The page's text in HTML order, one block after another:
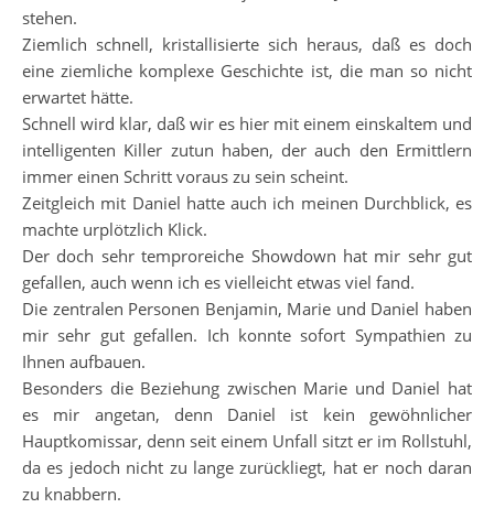
stehen.
Ziemlich schnell, kristallisierte sich heraus, daß es doch
eine ziemliche komplexe Geschichte ist, die man so nicht
erwartet hätte.
Schnell wird klar, daß wir es hier mit einem einskaltem und
intelligenten Killer zutun haben, der auch den Ermittlern
immer einen Schritt voraus zu sein scheint.
Zeitgleich mit Daniel hatte auch ich meinen Durchblick, es
machte urplötzlich Klick.
Der doch sehr temproreiche Showdown hat mir sehr gut
gefallen, auch wenn ich es vielleicht etwas viel fand.
Die zentralen Personen Benjamin, Marie und Daniel haben
mir sehr gut gefallen. Ich konnte sofort Sympathien zu
Ihnen aufbauen.
Besonders die Beziehung zwischen Marie und Daniel hat
es mir angetan, denn Daniel ist kein gewöhnlicher
Hauptkomissar, denn seit einem Unfall sitzt er im Rollstuhl,
da es jedoch nicht zu lange zurückliegt, hat er noch daran
zu knabbern.